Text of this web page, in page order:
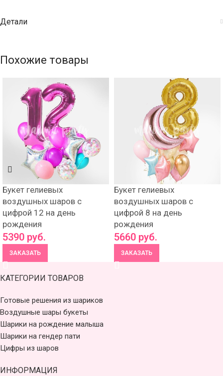
Детали
Похожие товары
Букет гелиевых
воздушных шаров с
цифрой 12 на день
рождения
5390 руб.
ЗАКАЗАТЬ
Букет гелиевых
воздушных шаров с
цифрой 8 на день
рождения
5660 руб.
ЗАКАЗАТЬ
КАТЕГОРИИ ТОВАРОВ
Готовые решения из шариков
Воздушные шары букеты
Шарики на рождение малыша
Шарики на гендер пати
Цифры из шаров
ИНФОРМАЦИЯ